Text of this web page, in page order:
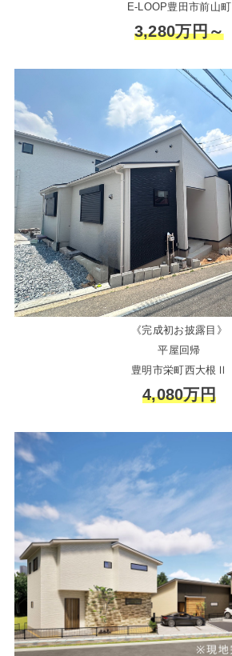
E-LOOP豊田市前山町
3,280万円～
《完成初お披露目》
平屋回帰
豊明市栄町西大根Ⅱ
4,080万円